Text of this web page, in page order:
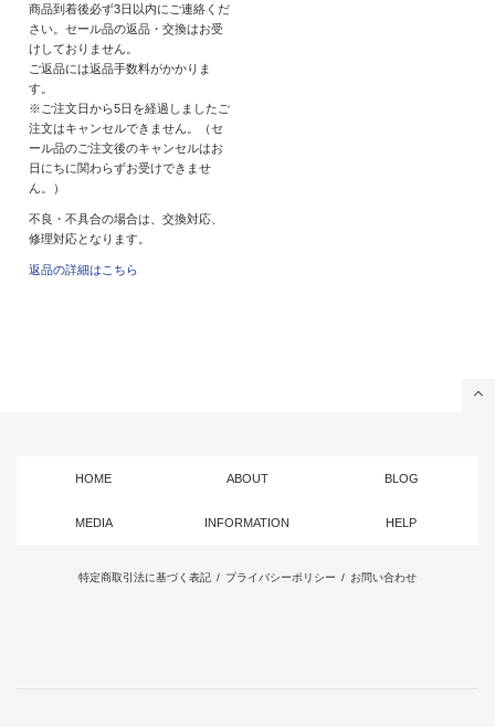
商品到着後必ず3日以内にご連絡くだ
さい。セール品の返品・交換はお受
けしておりません。
ご返品には返品手数料がかかりま
す。
※ご注文日から5日を経過しましたご
注文はキャンセルできません。（セ
ール品のご注文後のキャンセルはお
日にちに関わらずお受けできませ
ん。）
不良・不具合の場合は、交換対応、
修理対応となります。
返品の詳細はこちら
HOME ABOUT BLOG
MEDIA INFORMATION HELP
特定商取引法に基づく表記 / プライバシーポリシー / お問い合わせ